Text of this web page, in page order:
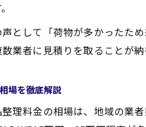
として「荷物が多かったた
業者に見積りを取ることが
場を徹底解説
理料金の相場は、地域の業